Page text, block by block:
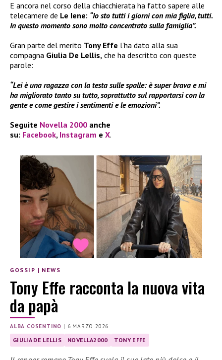
E ancora nel corso della chiacchierata ha fatto sapere alle
telecamere de Le Iene: “Io sto tutti i giorni con mia figlia, tutti.
In questo momento sono molto concentrato sulla famiglia”.
Gran parte del merito Tony Effe l’ha dato alla sua
compagna Giulia De Lellis, che ha descritto con queste
parole:
“Lei è una ragazza con la testa sulle spalle: è super brava e mi
ha migliorato tanto su tutto, soprattutto sul rapportarsi con la
gente e come gestire i sentimenti e le emozioni”.
Seguite Novella 2000 anche
su: Facebook, Instagram e X.
GOSSIP | NEWS
Tony Effe racconta la nuova vita
da papà
ALBA COSENTINO | 6 MARZO 2026
GIULIA DE LELLIS NOVELLA2000 TONY EFFE